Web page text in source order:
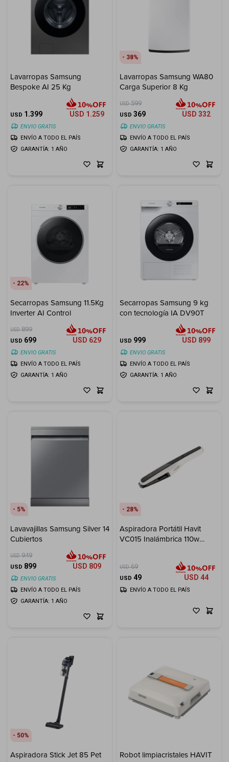
Lavarropas Samsung
Bespoke AI 25 Kg
USD 1.399 USD 1.259
ENVIO GRATIS
GARANTÍA: 1 AÑO
ENVÍO A TODO EL PAÍS
38
Lavarropas Samsung WA80
Carga Superior 8 Kg
USD 599
USD 369 USD 332
ENVIO GRATIS
GARANTÍA: 1 AÑO
ENVÍO A TODO EL PAÍS
22
Secarropas Samsung 11.5Kg
Inverter AI Control
USD 899
USD 699 USD 629
ENVIO GRATIS
GARANTÍA: 1 AÑO
ENVÍO A TODO EL PAÍS
Secarropas Samsung 9 kg
con tecnología IA DV90T
USD 999 USD 899
ENVIO GRATIS
GARANTÍA: 1 AÑO
ENVÍO A TODO EL PAÍS
5
Lavavajillas Samsung Silver 14
Cubiertos
USD 949
USD 899 USD 809
ENVIO GRATIS
GARANTÍA: 1 AÑO
ENVÍO A TODO EL PAÍS
28
Aspiradora Portátil Havit
VC015 Inalámbrica 110w
USD 69
USD 49 USD 44
ENVÍO A TODO EL PAÍS
50
Aspiradora Stick Jet 85 Pet
Robot limpiacristales HAVIT